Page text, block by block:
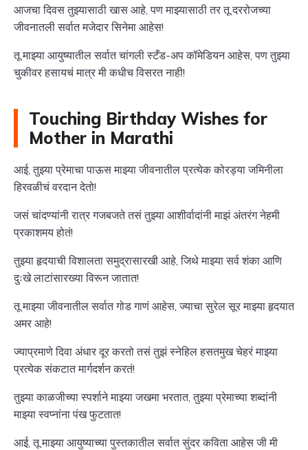
आजचा दिवस तुझ्यासाठी खास आहे, पण माझ्यासाठी तर तू दररोजच्या
जीवनातली सर्वात मजेदार सिनेमा आहेस!
तू माझ्या आयुष्यातील सर्वात चांगली स्टँड-अप कॉमेडियन आहेस, पण तुझ्या
चुकीवर हसायचं मात्र मी कधीच विसरत नाही!
Touching Birthday Wishes for
Mother in Marathi
आई, तुझ्या प्रेमाचा पाऊस माझ्या जीवनातील प्रत्येक कोरड्या जमिनीला
हिरवळीचं वरदान देतो!
जसं चांदण्यांनी रात्र गजबजते तसं तुझ्या आशीर्वादांनी माझं अंतरंग नेहमी
प्रकाशमय होतं!
तुझ्या हृदयाची विशालता समुद्रासारखी आहे, जिथे माझ्या सर्व शंका आणि
दुःखे लाटांसारख्या विरून जातात!
तू माझ्या जीवनातील सर्वात गोड गाणं आहेस, ज्याचा सुरेल सूर माझ्या हृदयात
अमर आहे!
ज्याप्रमाणे दिवा अंधार दूर करतो तसं तुझं स्नेहिल हसतमुख चेहरं माझ्या
प्रत्येक संकटात मार्गदर्शन करतं!
तुझ्या काळजीच्या स्पर्शाने माझ्या जखमा भरतात, तुझ्या प्रेमाच्या शब्दांनी
माझ्या स्वप्नांना पंख फुटतात!
आई, तू माझ्या आयुष्याच्या पुस्तकातील सर्वात सुंदर कविता आहेस जी मी